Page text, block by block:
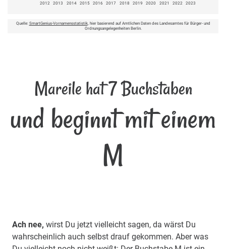
2012 2013 2014 2015 2016 2017 2018 2019 2020 2021 2022 2023
Quelle: SmartGenius-Vornamensstatistik, hier basierend auf Amtlichen Daten des Landesamtes für Bürger- und
Ordnungsangelegenheiten Berlin.
Mareile hat 7 Buchstaben
und beginnt mit einem
M
Ach nee, wirst Du jetzt vielleicht sagen, da wärst Du
wahrscheinlich auch selbst drauf gekommen. Aber was